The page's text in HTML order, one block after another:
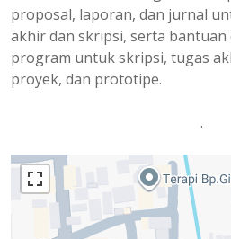
proposal, laporan, dan jurnal
akhir dan skripsi, serta bantuan
program untuk skripsi, tugas
proyek, dan prototipe.
.